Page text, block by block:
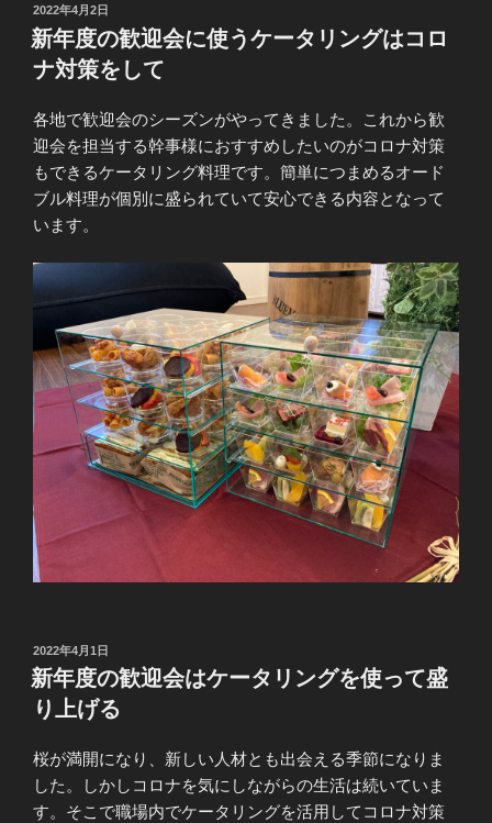
投
稿
日:
2022年4月2日
新年度の歓迎会に使うケータリングはコロ
ナ対策をして
各地で歓迎会のシーズンがやってきました。これから歓
迎会を担当する幹事様におすすめしたいのがコロナ対策
もできるケータリング料理です。簡単につまめるオード
ブル料理が個別に盛られていて安心できる内容となって
います。
投
稿
日:
2022年4月1日
新年度の歓迎会はケータリングを使って盛
り上げる
桜が満開になり、新しい人材とも出会える季節になりま
した。しかしコロナを気にしながらの生活は続いていま
す。そこで職場内でケータリングを活用してコロナ対策